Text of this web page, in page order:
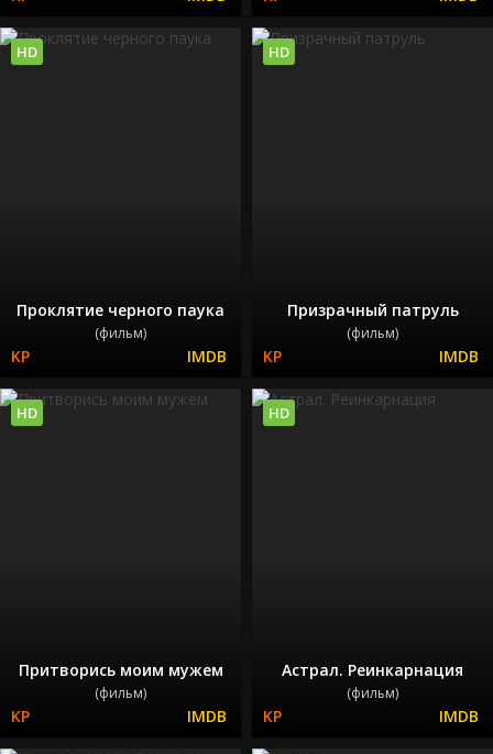
Проклятие черного паука
(фильм)
HD
Призрачный патруль
(фильм)
HD
Притворись моим мужем
(фильм)
HD
Астрал. Реинкарнация
(фильм)
HD